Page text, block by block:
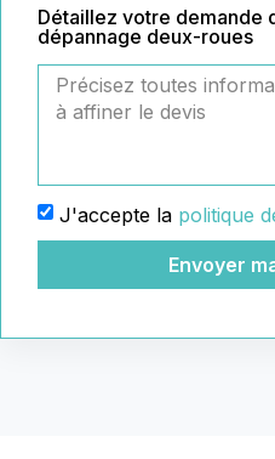
Détaillez votre demande
dépannage deux-roues
J'accepte la politique
Envoyer